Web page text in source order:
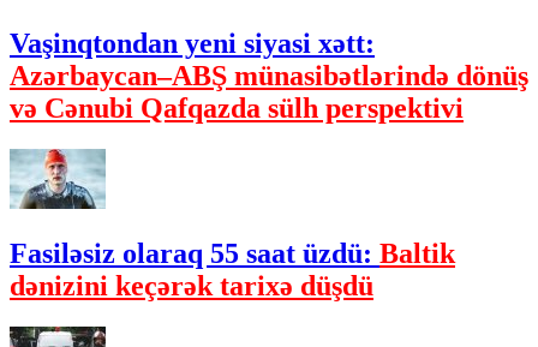
Vaşinqtondan yeni siyasi xətt:
Azərbaycan–ABŞ münasibətlərində dönüş
və Cənubi Qafqazda sülh perspektivi
Fasiləsiz olaraq 55 saat üzdü: Baltik
dənizini keçərək tarixə düşdü